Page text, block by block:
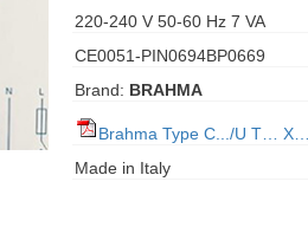
220-240 V 50-60 Hz 7 VA
CE0051-PIN0694BP0669
Brand: BRAHMA
Brahma Type C.../U T…
Made in Italy